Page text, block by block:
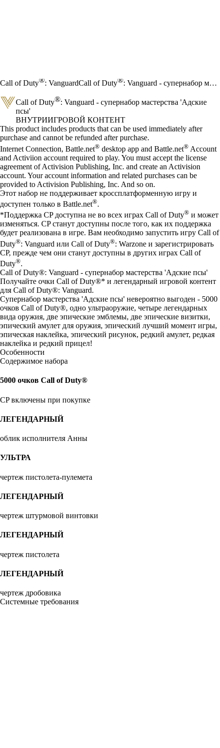
Call of Duty®: VanguardCall of Duty®: Vanguard - супернабор мастерства 'Адские псы'
Call of Duty®: Vanguard - супернабор мастерства 'Адские
псы'
ВНУТРИИГРОВОЙ КОНТЕНТ
Цена
Available actions
This product includes products that can be used immediately after
purchase and cannot be refunded after purchase.
Internet Connection, Battle.net® desktop app and Battle.net® Account
and Activiion account required to play. You must accept the license
agreement of Activision Publishing, Inc. and create an Activision
account. Your account information and related purchases can be
provided to Activision Publishing, Inc. And so on.
Этот набор не поддерживает кроссплатформенную игру и
доступен только в Battle.net®.
*Поддержка CP доступна не во всех играх Call of Duty® и может
изменяться. CP станут доступны после того, как их поддержка
будет реализована в игре. Вам необходимо запустить игру Call of
Duty®: Vanguard или Call of Duty®: Warzone и зарегистрировать
CP, прежде чем они станут доступны в других играх Call of
Duty®.
Call of Duty®: Vanguard - супернабор мастерства 'Адские псы'
Получайте очки Call of Duty®* и легендарный игровой контент
для Call of Duty®: Vanguard.
Супернабор мастерства 'Адские псы' невероятно выгоден - 5000
очков Call of Duty®, одно ультраоружие, четыре легендарных
вида оружия, две эпические эмблемы, две эпические визитки,
эпический амулет для оружия, эпический лучший момент игры,
эпическая наклейка, эпический рисунок, редкий амулет, редкая
наклейка и редкий прицел!
Особенности
Содержимое набора
5000 очков Call of Duty®
CP включены при покупке
ЛЕГЕНДАРНЫЙ
облик исполнителя Анны
УЛЬТРА
чертеж пистолета-пулемета
ЛЕГЕНДАРНЫЙ
чертеж штурмовой винтовки
ЛЕГЕНДАРНЫЙ
чертеж пистолета
ЛЕГЕНДАРНЫЙ
чертеж дробовика
Системные требования